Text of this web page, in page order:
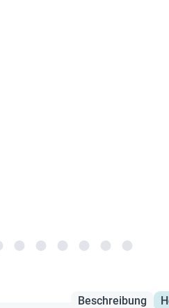
Beschreibung